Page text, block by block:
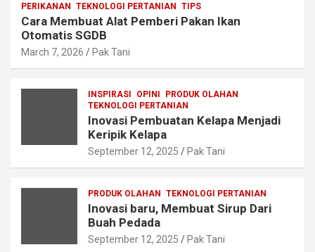
PERIKANAN TEKNOLOGI PERTANIAN TIPS
Cara Membuat Alat Pemberi Pakan Ikan
Otomatis SGDB
March 7, 2026 Pak Tani
INSPIRASI OPINI
PRODUK OLAHAN
TEKNOLOGI PERTANIAN
Inovasi Pembuatan Kelapa Menjadi
Keripik Kelapa
September 12, 2025 Pak Tani
PRODUK OLAHAN TEKNOLOGI PERTANIAN
Inovasi baru, Membuat Sirup Dari
Buah Pedada
September 12, 2025 Pak Tani